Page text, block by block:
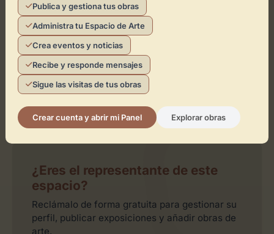
Leaflet | ©OpenStreetMapcontributors
Activar Mapa
¿Eres el representante de este
espacio?
Reclámalo de forma gratuita para gestionar su
perfil, publicar exposiciones y añadir obras de
arte.
Publica y gestiona tus obras
Administra tu Espacio de Arte
Crea eventos y noticias
Recibe y responde mensajes
Sigue las visitas de tus obras
Crear cuenta y abrir mi Panel Explorar obras